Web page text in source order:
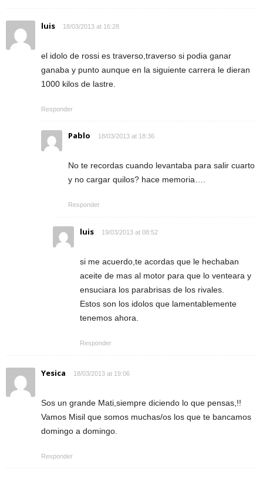
luis 18/03/2013 at 16:28
el idolo de rossi es traverso,traverso si podia ganar
ganaba y punto aunque en la siguiente carrera le dieran
1000 kilos de lastre.
Responder
Pablo 18/03/2013 at 18:36
No te recordas cuando levantaba para salir cuarto
y no cargar quilos? hace memoria….
Responder
luis 19/03/2013 at 08:52
si me acuerdo,te acordas que le hechaban
aceite de mas al motor para que lo venteara y
ensuciara los parabrisas de los rivales.
Estos son los idolos que lamentablemente
tenemos ahora.
Responder
Yesica 18/03/2013 at 19:06
Sos un grande Mati,siempre diciendo lo que pensas,!!
Vamos Misil que somos muchas/os los que te bancamos
domingo a domingo.
Responder